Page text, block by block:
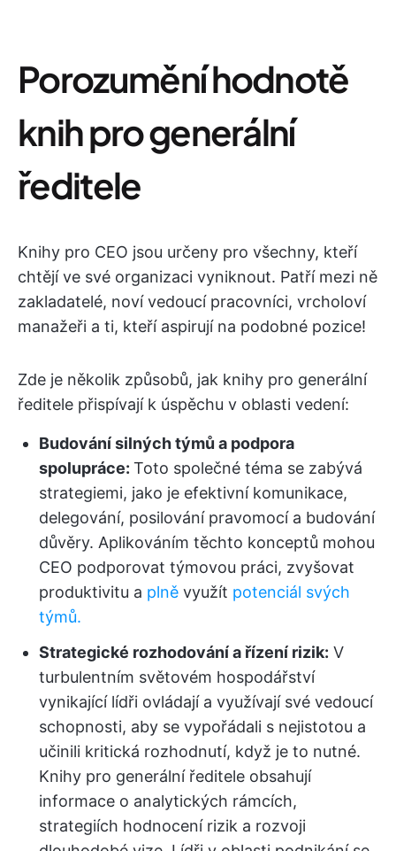
Porozumění hodnotě
knih pro generální
ředitele
Knihy pro CEO jsou určeny pro všechny, kteří
chtějí ve své organizaci vyniknout. Patří mezi ně
zakladatelé, noví vedoucí pracovníci, vrcholoví
manažeři a ti, kteří aspirují na podobné pozice!
Zde je několik způsobů, jak knihy pro generální
ředitele přispívají k úspěchu v oblasti vedení:
Budování silných týmů a podpora
spolupráce: Toto společné téma se zabývá
strategiemi, jako je efektivní komunikace,
delegování, posilování pravomocí a budování
důvěry. Aplikováním těchto konceptů mohou
CEO podporovat týmovou práci, zvyšovat
produktivitu a plně využít potenciál svých
týmů.
Strategické rozhodování a řízení rizik: V
turbulentním světovém hospodářství
vynikající lídři ovládají a využívají své vedoucí
schopnosti, aby se vypořádali s nejistotou a
učinili kritická rozhodnutí, když je to nutné.
Knihy pro generální ředitele obsahují
informace o analytických rámcích,
strategiích hodnocení rizik a rozvoji